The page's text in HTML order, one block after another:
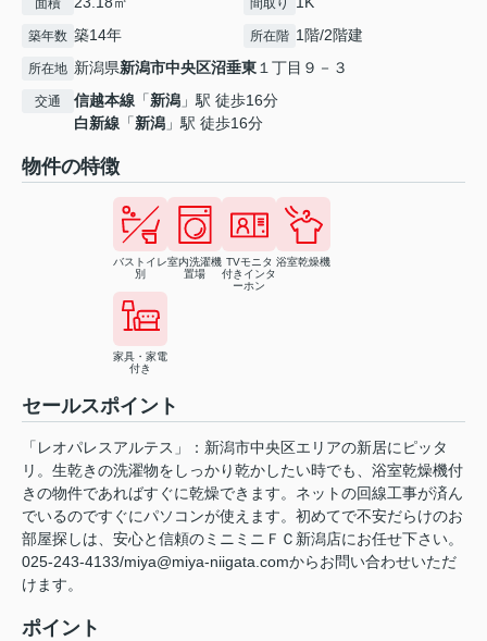
面積 間取り
築年数 築14年 所在階 1階/2階建
所在地 新潟県新潟市中央区沼垂東 １丁目９－３
交通 信越本線 「新潟 」駅 徒歩16分
白新線 「新潟 」駅 徒歩16分
物件の特徴
バストイレ
別
室内洗濯機
置場
TVモニタ
付きインタ
ーホン
浴室乾燥機
家具・家電
付き
セールスポイント
「レオパレスアルテス」：新潟市中央区エリアの新居にピッタ
リ。生乾きの洗濯物をしっかり乾かしたい時でも、浴室乾燥機付
きの物件であればすぐに乾燥できます。ネットの回線工事が済ん
でいるのですぐにパソコンが使えます。初めてで不安だらけのお
部屋探しは、安心と信頼のミニミニＦＣ新潟店にお任せ下さい。
025-243-4133/miya@miya-niigata.comからお問い合わせいただ
けます。
ポイント